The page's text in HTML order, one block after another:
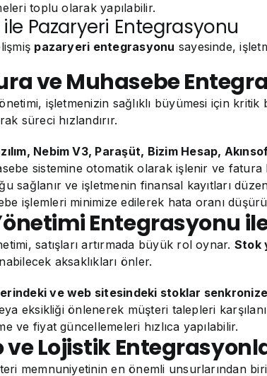
toplu olarak yapılabilir.
Pazaryeri Entegrasyonu
pazaryeri entegrasyonu sayesinde,
ve Muhasebe
işletmenizin sağlıklı büyümesi için kritik
süreci hızlandırır.
Nebim V3, Paraşüt, Bizim Hesap,
sistemine otomatik olarak işlenir ve fatura
sağlanır ve işletmenin finansal kayıtları
işlemleri minimize edilerek hata oranı
Entegrasyonu
satışları artırmada büyük rol oynar. Stok
aksaklıkları önler.
ve web sitesindeki stoklar
eksikliği önlenerek müşteri talepleri
ve fiyat güncellemeleri hızlıca yapılabilir.
ve Lojistik
memnuniyetinin en önemli unsurlarından biri